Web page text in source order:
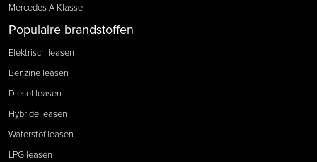
Mercedes A Klasse
Populaire brandstoffen
Elektrisch leasen
Benzine leasen
Diesel leasen
Hybride leasen
Waterstof leasen
LPG leasen